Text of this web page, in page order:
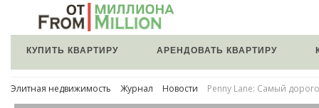
КУПИТЬ КВАРТИРУ АРЕНДОВАТЬ КВАРТИРУ
Элитная недвижимость Журнал Новости Penny Lane: Самый